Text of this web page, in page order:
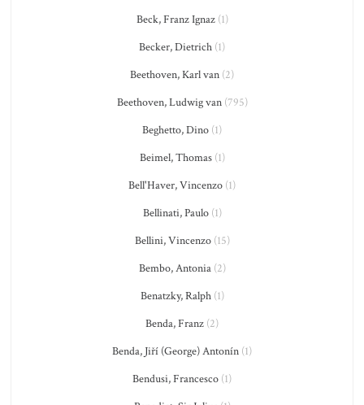
Beck, Franz Ignaz(1)
Becker, Dietrich (1)
Beethoven, Karl van (2)
Beethoven, Ludwig van(795)
Beghetto, Dino (1)
Beimel, Thomas(1)
Bell'Haver, Vincenzo (1)
Bellinati, Paulo(1)
Bellini, Vincenzo(15)
Bembo, Antonia(2)
Benatzky, Ralph(1)
Benda, Franz (2)
Benda, Jiří (George) Antonín (1)
Bendusi, Francesco (1)